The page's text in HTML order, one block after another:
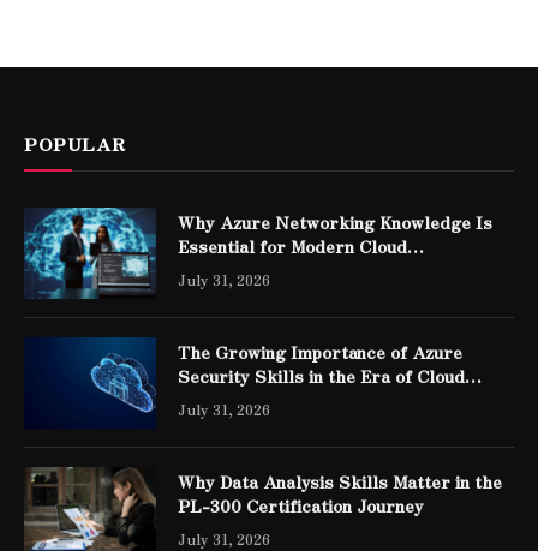
POPULAR
Why Azure Networking Knowledge Is
Essential for Modern Cloud
Professionals
July 31, 2026
The Growing Importance of Azure
Security Skills in the Era of Cloud
Computing
July 31, 2026
Why Data Analysis Skills Matter in the
PL-300 Certification Journey
July 31, 2026